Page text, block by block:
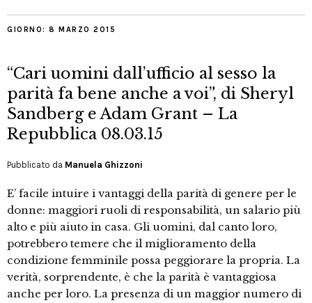
GIORNO: 8 MARZO 2015
“Cari uomini dall’ufficio al sesso la
parità fa bene anche a voi”, di Sheryl
Sandberg e Adam Grant – La
Repubblica 08.03.15
Pubblicato da Manuela Ghizzoni
E’ facile intuire i vantaggi della parità di genere per le
donne: maggiori ruoli di responsabilità, un salario più
alto e più aiuto in casa. Gli uomini, dal canto loro,
potrebbero temere che il miglioramento della
condizione femminile possa peggiorare la propria. La
verità, sorprendente, è che la parità è vantaggiosa
anche per loro. La presenza di un maggior numero di